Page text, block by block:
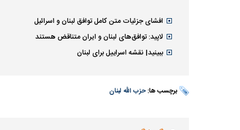
افشای جزئیات متن کامل توافق لبنان و اسرائیل
لاپید: توافق‌های لبنان و ایران متناقض هستند
ببینید| نقشه اسراییل برای لبنان
برچسب ها:حزب الله لبنان